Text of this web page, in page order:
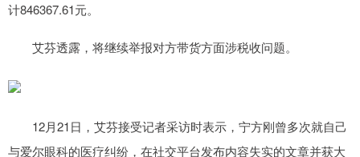
计846367.61元。
艾芬透露，将继续举报对方带货方面涉税收问题。
12月21日，艾芬接受记者采访时表示，宁方刚曾多次就自己
与爱尔眼科的医疗纠纷，在社交平台发布内容失实的文章并获大